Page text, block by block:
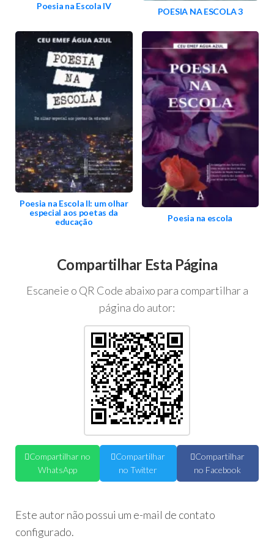
Poesia na Escola IV
POESIA NA ESCOLA 3
Poesia na Escola II: um olhar
especial aos poetas da
educação
Poesia na escola
Compartilhar Esta Página
Escaneie o QR Code abaixo para compartilhar a
página do autor:
Compartilhar no
WhatsApp
Compartilhar
no Twitter
Compartilhar
no Facebook
Este autor não possui um e-mail de contato
configurado.